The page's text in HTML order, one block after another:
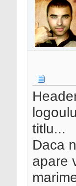
titlu...
Daca
apare